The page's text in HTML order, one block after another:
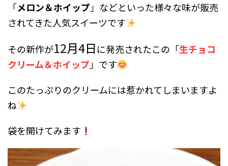
「メロン＆ホイップ 」などといった様々な味が販売
されてきた人気スイーツです
その新作が12月4日 に発売されたこの「生チョコ
クリーム＆ホイップ 」です
このたっぷりのクリームには惹かれてしまいますよ
ね
袋を開けてみます